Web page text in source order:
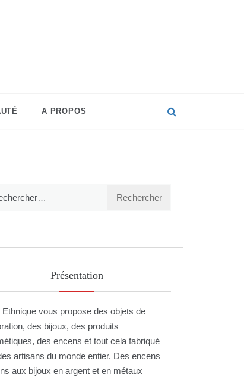
A PROPOS
Présentation
Ethnique vous propose des objets de
des bijoux, des produits
des encens et tout cela fabriqué
artisans du monde entier. Des encens
aux bijoux en argent et en métaux